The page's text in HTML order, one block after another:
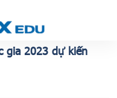
gia 2023 dự kiến